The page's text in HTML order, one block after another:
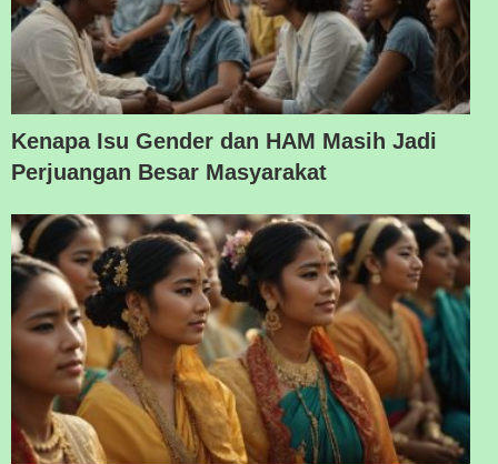
Kenapa Isu Gender dan HAM Masih Jadi
Perjuangan Besar Masyarakat